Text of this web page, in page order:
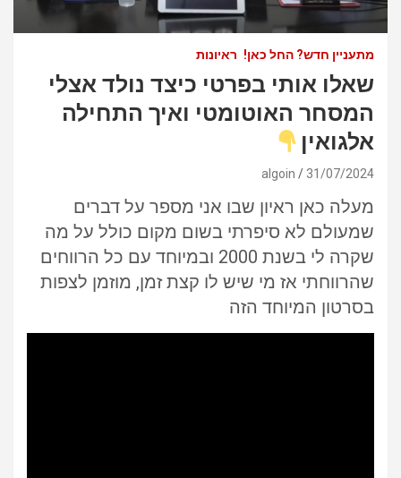
מתעניין חדש? החל כאן! ראיונות
שאלו אותי בפרטי כיצד נולד אצלי
המסחר האוטומטי ואיך התחילה
אלגואין
31/07/2024
algoin
מעלה כאן ראיון שבו אני מספר על דברים
שמעולם לא סיפרתי בשום מקום כולל על מה
שקרה לי בשנת 2000 ובמיוחד עם כל הרווחים
שהרווחתי אז מי שיש לו קצת זמן, מוזמן לצפות
בסרטון המיוחד הזה